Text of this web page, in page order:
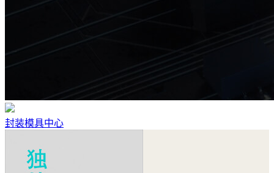
封装模具中心